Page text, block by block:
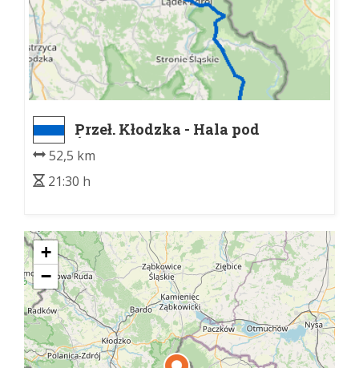
Przeł. Kłodzka - Hala pod
Śnieżnikiem.
52,5 km
21:30 h
+
−